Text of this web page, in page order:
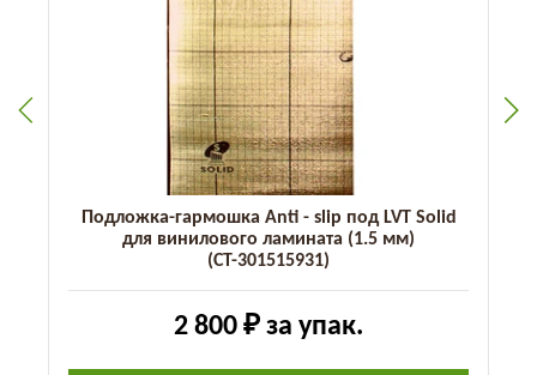
Подложка-гармошка Anti - slip под LVT Solid
для винилового ламината (1.5 мм)
(СТ-301515931)
2 800 ₽ за упак.